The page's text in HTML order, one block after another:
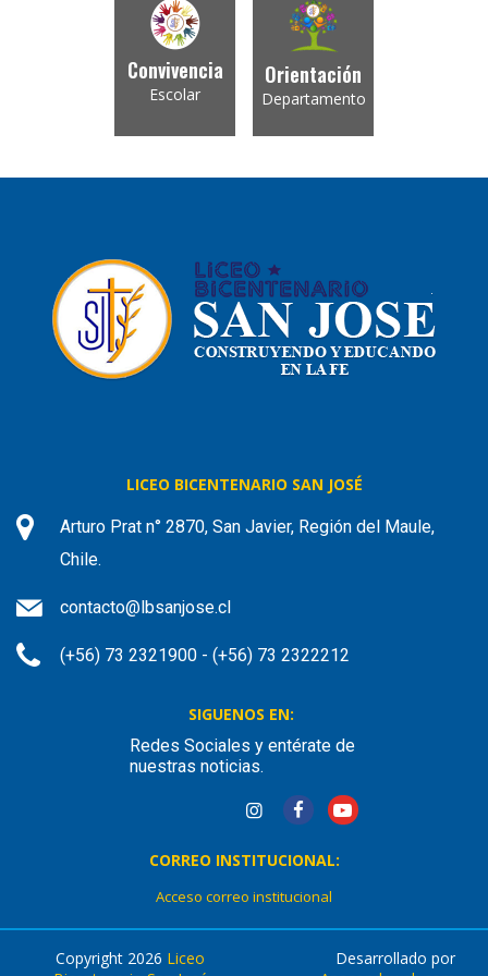
Convivencia
Escolar
Orientación
Departamento
LICEO BICENTENARIO SAN JOSÉ
Arturo Prat n° 2870, San Javier, Región del Maule,
Chile.
contacto@lbsanjose.cl
(+56) 73 2321900 - (+56) 73 2322212
SIGUENOS EN:
Redes Sociales y entérate de
nuestras noticias.
CORREO INSTITUCIONAL:
Acceso correo institucional
Copyright 2026 Liceo
Desarrollado por